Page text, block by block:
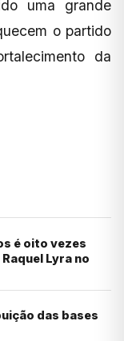
uma grande
o partido
da
é oito vezes
Lyra no
das bases